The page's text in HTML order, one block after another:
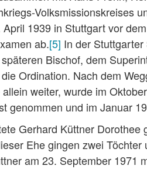
Volksmissionskreises
1939 in Stuttgart vor
ab.[5] In der
Bischof, dem
Ordination. Nach dem
weiter, wurde im
genommen und im Januar
Gerhard Küttner
Ehe gingen zwei
am 23. September 1971